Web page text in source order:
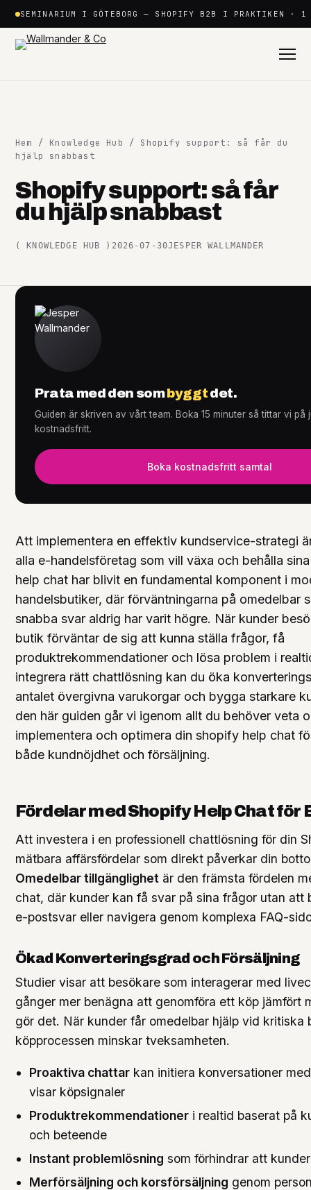
innehåll
SEMINARIUM I GÖTEBORG — SHOPIFY B2B I PRAKTIKEN · 1
Shopify
Tjänster
Knowledge Hub +
Hem / Knowledge Hub
/ Shopify support: så får du
hjälp snabbast
Shopify support: så får
du hjälp snabbast
( KNOWLEDGE HUB ) 2026-07-30JESPER WALLMANDER
Att implementera en effektiv kundservice-strategi
alla e-handelsföretag som vill växa och behålla
help chat har blivit en fundamental komponent i
handelsbutiker, där förväntningarna på omedelbar
snabba svar aldrig har varit högre. När kunder
butik förväntar de sig att kunna ställa frågor, få
produktrekommendationer och lösa problem i
integrera rätt chattlösning kan du öka
antalet övergivna varukorgar och bygga starkare
den här guiden går vi igenom allt du behöver veta
implementera och optimera din shopify help chat
både kundnöjdhet och försäljning.
Fördelar med Shopify Help Chat för
Att investera i en professionell chattlösning för din
mätbara affärsfördelar som direkt påverkar din
Omedelbar tillgänglighet är den främsta fördelen
chat, där kunder kan få svar på sina frågor utan att
e-postsvar eller navigera genom komplexa FAQ-
Ökad Konverteringsgrad och Försäljning
Studier visar att besökare som interagerar med
gånger mer benägna att genomföra ett köp jämfört
gör det. När kunder får omedelbar hjälp vid kritiska
köpprocessen minskar tveksamheten.
Proaktiva chattar kan initiera konversationer
visar köpsignaler
Produktrekommendationer i realtid baserat på
och beteende
Instant problemlösning som förhindrar att
Merförsäljning och korsförsäljning genom
Prata med den sombyggtdet.
Guiden är skriven av vårt team. Boka 15 minuter så tittar vi
kostnadsfritt.
Boka kostnadsfritt samtal